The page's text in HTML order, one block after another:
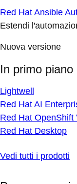
Red Hat Ansible
Estendi
Nuova versione
In primo piano
Lightwell
Red Hat AI
Red Hat
Red Hat Desktop
Vedi tutti i prodotti